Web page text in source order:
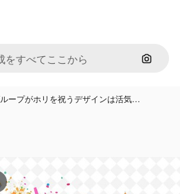
画像で
ープがホリを祝うデザインは活気…